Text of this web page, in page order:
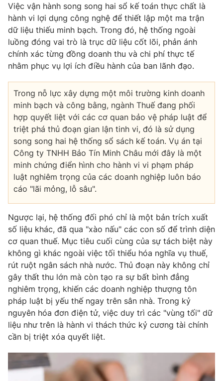
VTV Money VTV Thể thao
VTV Sức khoẻ Bất động sản
Thị trường 24h Tấm lòng Việt
VTV4 Vươn mình bằng AI
VTV9 VTV8
Liên hệ tòa soạn English
THỜI BÁO VTV
Theo dõi báo trên
Cơ quan chủ quản:Đài Truyền hình Việt Nam
Cơ quan báo chí: Thời báo VTV
Giấy phép hoạt động báo in và báo điện tử số 483/GP-BTTTT
cấp ngày 29/12/2023
Tổng Biên tập:Vũ Thanh Thủy
Nguyễn Trọng Ninh
Tổng đài VTV:024.38 355 931 - 024.38 355 932
Việc vận hành song song hai sổ kế toán thực chất là
hành vi lợi dụng công nghệ để thiết lập một ma trận
dữ liệu thiếu minh bạch. Trong đó, hệ thống ngoài
luồng đóng vai trò là trục dữ liệu cốt lõi, phản ánh
chính xác từng đồng doanh thu và chi phí thực tế
nhằm phục vụ lợi ích điều hành của ban lãnh đạo.
Trong nỗ lực xây dựng một môi trường kinh doanh
minh bạch và công bằng, ngành Thuế đang phối
hợp quyết liệt với các cơ quan bảo vệ pháp luật để
triệt phá thủ đoạn gian lận tinh vi, đó là sử dụng
song song hai hệ thống sổ sách kế toán. Vụ án tại
Công ty TNHH Bảo Tín Minh Châu mới đây là một
minh chứng điển hình cho hành vi vi phạm pháp
luật nghiêm trọng của các doanh nghiệp luôn báo
cáo "lãi mỏng, lỗ sâu".
Ngược lại, hệ thống đối phó chỉ là một bản trích xuất
số liệu khác, đã qua "xào nấu" các con số để trình diện
cơ quan thuế. Mục tiêu cuối cùng của sự tách biệt này
không gì khác ngoài việc tối thiểu hóa nghĩa vụ thuế,
rút ruột ngân sách nhà nước. Thủ đoạn này không chỉ
gây thất thu lớn mà còn tạo ra sự bất bình đẳng
nghiêm trọng, khiến các doanh nghiệp thượng tôn
pháp luật bị yếu thế ngay trên sân nhà. Trong kỷ
nguyên hóa đơn điện tử, việc duy trì các "vùng tối" dữ
liệu như trên là hành vi thách thức kỷ cương tài chính
cần bị triệt xóa quyết liệt.